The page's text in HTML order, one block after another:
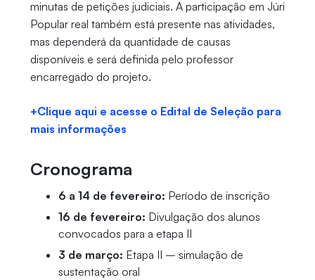
minutas de petições judiciais. A participação em Júri
Popular real também está presente nas atividades,
mas dependerá da quantidade de causas
disponíveis e será definida pelo professor
encarregado do projeto.
+Clique aqui e acesse o Edital de Seleção para
mais informações
Cronograma
6 a 14 de fevereiro: Período de inscrição
16 de fevereiro: Divulgação dos alunos
convocados para a etapa II
3 de março: Etapa II – simulação de
sustentação oral